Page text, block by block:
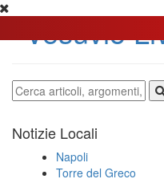
Notizie Locali
Napoli
Torre del Greco